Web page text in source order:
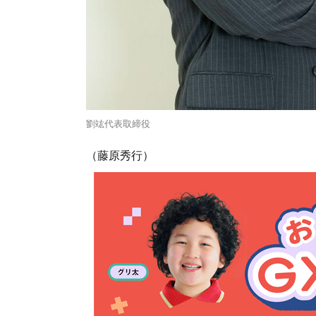
劉竑代表取締役
（藤原秀行）